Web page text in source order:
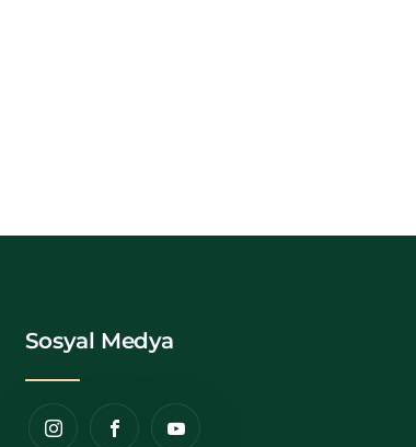
Sosyal Medya